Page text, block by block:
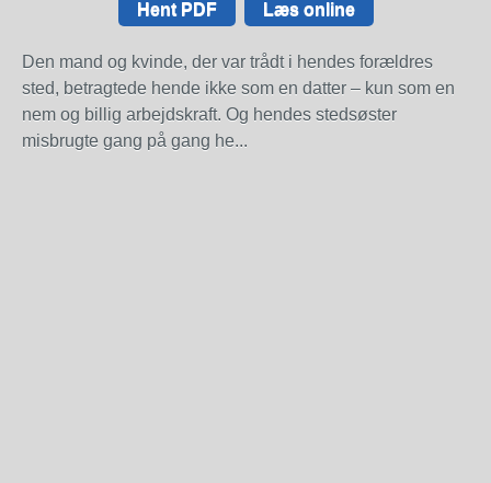
Hent PDF Læs online
Den mand og kvinde, der var trådt i hendes forældres
sted, betragtede hende ikke som en datter – kun som en
nem og billig arbejdskraft. Og hendes stedsøster
misbrugte gang på gang he...